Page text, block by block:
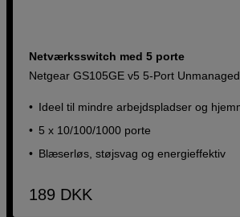
Netværksswitch med 5 porte
Netgear GS105GE v5 5-Port
Ideel til mindre arbejdspladser og
5 x 10/100/1000 porte
Blæserløs, støjsvag og energieffektiv
189 DKK